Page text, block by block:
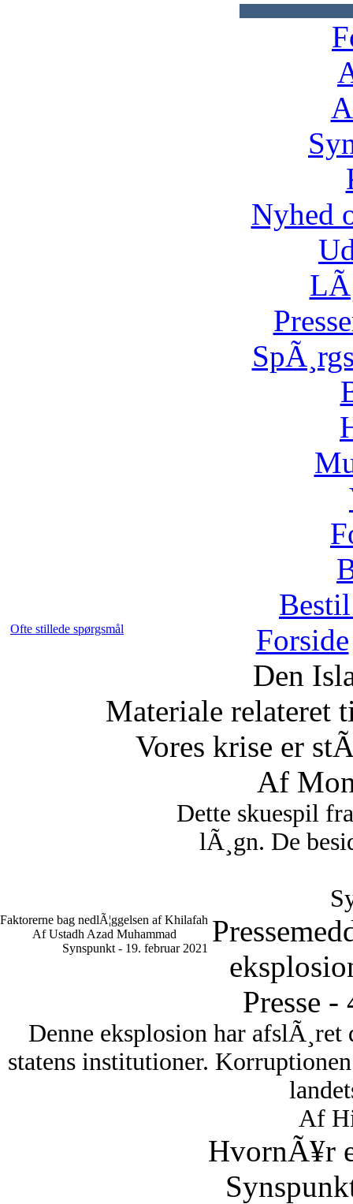
Nyhed
Ofte stillede spørgsmål Forside
Den
Materiale relateret
Vores krise er
Af
Dette skuespil
lÃ¸gn. De
Faktorerne bag nedlÃ¦ggelsen af Khilafah
Af Ustadh Azad Muhammad
Synspunkt - 19. februar 2021
Presse -
Denne eksplosion har
statens institutioner.
Af
HvornÃ¥r